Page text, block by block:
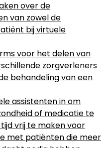
over de
van zowel de
bij virtuele
voor het delen van
zorgverleners
behandeling van een
assistenten in om
of medicatie te
vrij te maken voor
met patiënten die meer